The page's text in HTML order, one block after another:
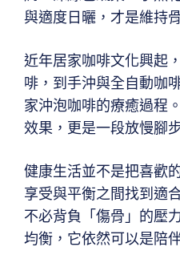
與適度日曬，才是維持
近年居家咖啡文化興起
啡，到手沖與全自動咖
家沖泡咖啡的療癒過程
效果，更是一段放慢腳
健康生活並不是把喜歡
享受與平衡之間找到適
不必背負「傷骨」的壓
均衡，它依然可以是陪